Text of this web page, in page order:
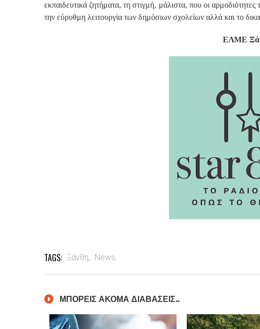
εκπαιδευτικά ζητήματα, τη στιγμή, μάλιστα, που οι
την εύρυθμη λειτουργία των δημόσιων σχολείων αλλά και το
ΕΛΜΕ
TAGS: Ξάνθη, News,
ΜΠΟΡΕΙΣ ΑΚΟΜΑ ΔΙΑΒΑΣΕΙΣ..